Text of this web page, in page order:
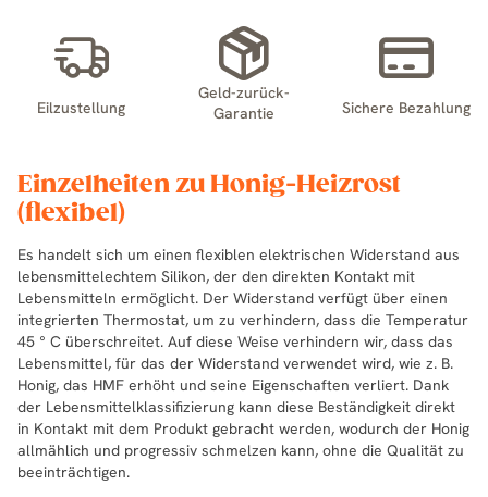
Eilzustellung
Geld-zurück-
Garantie
Sichere Bezahlung
Einzelheiten zu Honig-Heizrost
(flexibel)
Es handelt sich um einen flexiblen elektrischen Widerstand aus
lebensmittelechtem Silikon, der den direkten Kontakt mit
Lebensmitteln ermöglicht. Der Widerstand verfügt über einen
integrierten Thermostat, um zu verhindern, dass die Temperatur
45 ° C überschreitet. Auf diese Weise verhindern wir, dass das
Lebensmittel, für das der Widerstand verwendet wird, wie z. B.
Honig, das HMF erhöht und seine Eigenschaften verliert. Dank
der Lebensmittelklassifizierung kann diese Beständigkeit direkt
in Kontakt mit dem Produkt gebracht werden, wodurch der Honig
allmählich und progressiv schmelzen kann, ohne die Qualität zu
beeinträchtigen.